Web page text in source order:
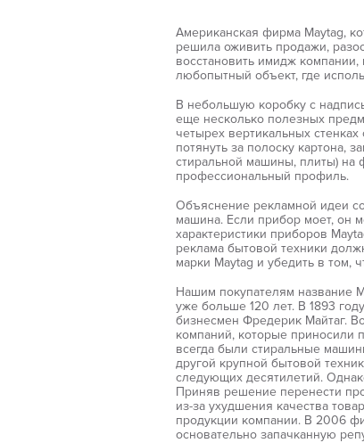
Американская фирма Maytag,
решила оживить продажи,
восстановить имидж
любопытный объект, где
В небольшую коробку с
еще несколько полезных
четырех вертикальных
потянуть за полоску картона,
стиральной машины, плиты) на
профессиональный профиль.
Объяснение рекламной идеи
машина. Если прибор моет, он
характеристики приборов
реклама бытовой техники
марки Maytag и убедить в том,
Нашим покупателям название
уже больше 120 лет. В 1893
бизнесмен Фредерик Майтаг.
компаний, которые приносили
всегда были стиральные
другой крупной бытовой
следующих десятилетий.
Приняв решение перенести
из-за ухудшения качества
продукции компании. В 2006
основательно запачканную